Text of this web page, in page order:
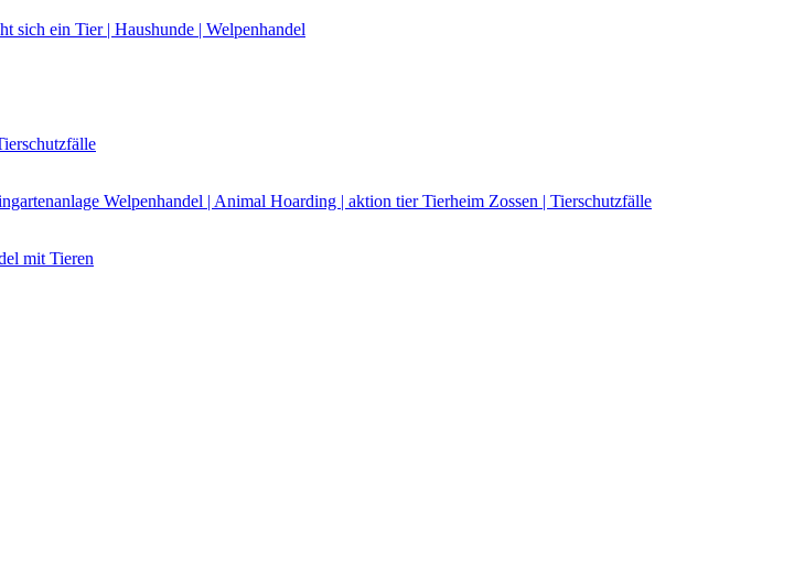
sich ein Tier | Haushunde | Welpenhandel
Welpenhandel | Animal Hoarding | aktion tier Tierheim Zossen | Tierschutzfälle
mit Tieren